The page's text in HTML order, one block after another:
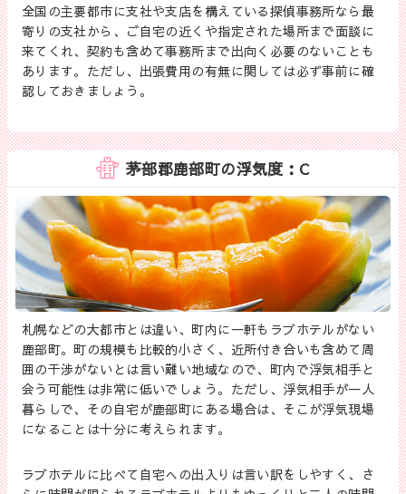
全国の主要都市に支社や支店を構えている探偵事務所なら最
寄りの支社から、ご自宅の近くや指定された場所まで面談に
来てくれ、契約も含めて事務所まで出向く必要のないことも
あります。ただし、出張費用の有無に関しては必ず事前に確
認しておきましょう。
茅部郡鹿部町の浮気度：C
札幌などの大都市とは違い、町内に一軒もラブホテルがない
鹿部町。町の規模も比較的小さく、近所付き合いも含めて周
囲の干渉がないとは言い難い地域なので、町内で浮気相手と
会う可能性は非常に低いでしょう。ただし、浮気相手が一人
暮らしで、その自宅が鹿部町にある場合は、そこが浮気現場
になることは十分に考えられます。
ラブホテルに比べて自宅への出入りは言い訳をしやすく、さ